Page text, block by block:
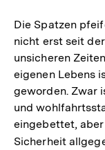
Die Spatzen
nicht erst seit
unsicheren
eigenen Lebens
geworden. Zwar
und
eingebettet,
Sicherheit